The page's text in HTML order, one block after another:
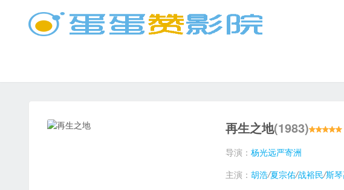
再生之地(1983)
导演： 杨光远严寄洲
主演： 胡浩/夏宗佑/战裕民/斯